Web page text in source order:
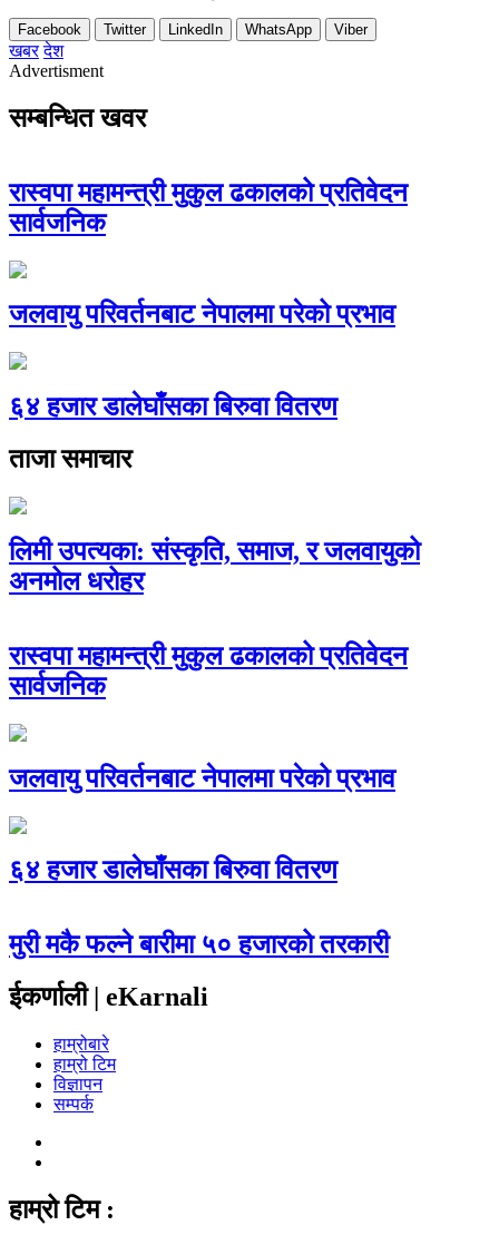
Facebook Twitter LinkedIn WhatsApp Viber
खबर देश
Advertisment
सम्बन्धित खवर
रास्वपा महामन्त्री मुकुल ढकालको प्रतिवेदन
सार्वजनिक
जलवायु परिवर्तनबाट नेपालमा परेको प्रभाव
६४ हजार डालेघाँसका बिरुवा वितरण
ताजा समाचार
लिमी उपत्यका: संस्कृति, समाज, र जलवायुको
अनमोल धरोहर
रास्वपा महामन्त्री मुकुल ढकालको प्रतिवेदन
सार्वजनिक
जलवायु परिवर्तनबाट नेपालमा परेको प्रभाव
६४ हजार डालेघाँसका बिरुवा वितरण
मुरी मकै फल्ने बारीमा ५० हजारको तरकारी
ईकर्णाली | eKarnali
हाम्रोबारे
हाम्रो टिम
विज्ञापन
सम्पर्क
हाम्रो टिम :